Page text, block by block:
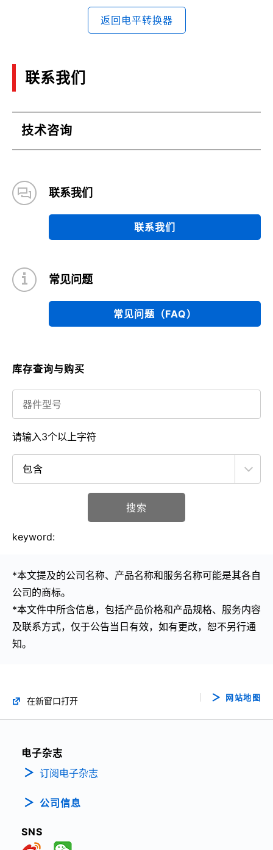
返回电平转换器
联系我们
技术咨询
联系我们
联系我们
常见问题
常见问题（FAQ）
库存查询与购买
搜索
请输入3个以上字符
keyword:
*本文提及的公司名称、产品名称和服务名称可能是其各自
公司的商标。
*本文件中所含信息，包括产品价格和产品规格、服务内容
及联系方式，仅于公告当日有效，如有更改，恕不另行通
知。
在新窗口打开 网站地图
电子杂志
订阅电子杂志
公司信息
SNS